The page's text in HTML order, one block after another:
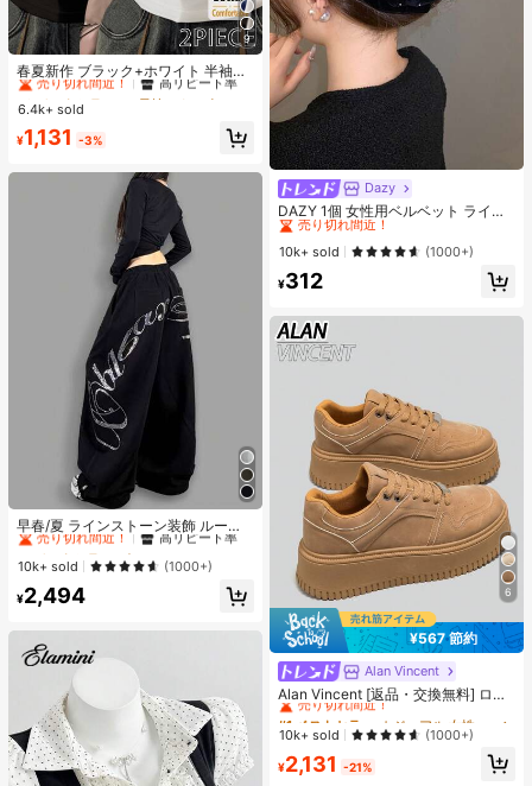
9
春夏新作 ブラック+ホワイト 半袖T
シャツ 2枚セット、レディース 無地
スリムフィット カジュアルアンダー
#3 ベストセラー
に 長持ちする 女性用トップス、ブラウス、Tシャツ
売り切れ間近！
高リピート率
#3 ベストセラー
に 長持ちする 女性用トップス、ブラウス、Tシャツ
売り切れ間近！
#3 ベストセラー
に 長持ちする 女性用トップス、ブラウス、Tシャツ
売り切れ間近！
#3 ベストセラー
に 長持ちする 女性用トップス、ブラウス、Tシャツ
高リピート率
6.4k+ sold
¥1,131 -3%
早春/夏 ラインストーン装飾 ルーズ
フィット リラックス ジャズダンス
ワイドレッグ カジュアルパンツ レデ
ィース、レトロアメリカンスタイル
ブラック、Y2Kエステティック
#1 ベストセラー
売り切れ間近！
高リピート率
#1 ベストセラー
売り切れ間近！
高リピート率
#1 ベストセラー
売り切れ間近！
高リピート率
#1 ベストセラー
売り切れ間近！
高リピート率
10k+ sold (1000+)
¥2,494
Dazy
DAZY 1個 女性用ベルベット ライン
ストーン 大きなダブルリボン ヘアク
ロウクリップ、エレガントでかわい
いファッション、学校、パーティ
ー、バレエ、デイリーウェアに最適
なヘアアクセサリー、エレガントな
アウトフィットに最適
#2 ベストセラー
売り切れ間近！
#2 ベストセラー
売り切れ間近！
#2 ベストセラー
売り切れ間近！
#2 ベストセラー
に カジュアル 女性のヘアアクセサリー
売り切れ間近！
10k+ sold (1000+)
¥312
6
¥567 節約
Alan Vincent
Alan Vincent [返品・交換無料] ロー
カット レースアップシューズ、厚底
カジュアルスニーカー、快適でファ
ッショナブル、4.5cm身長アップ、
小柄な女性向け、アスレジャー
#1 ベストセラー
売り切れ間近！
#1 ベストセラー
売り切れ間近！
#1 ベストセラー
売り切れ間近！
#1 ベストセラー
売り切れ間近！
10k+ sold (1000+)
¥2,131 -21%